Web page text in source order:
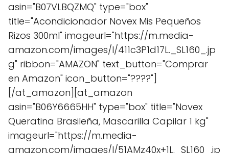
asin="B07VLBQZMQ" type="box"
title="Acondicionador Novex Mis Pequeños
Rizos 300ml" imageurl="https://m.media-
amazon.com/images/I/411c3P1d17L._SL160_.jp
g" ribbon="AMAZON" text_button="Comprar
en Amazon" icon_button="????"]
[/at_amazon][at_amazon
asin="B06Y6665HH" type="box" title="Novex
Queratina Brasileña, Mascarilla Capilar 1 kg"
imageurl="https://m.media-
amazon.com/images/I/51AMz40x+1L._SL160_.jp